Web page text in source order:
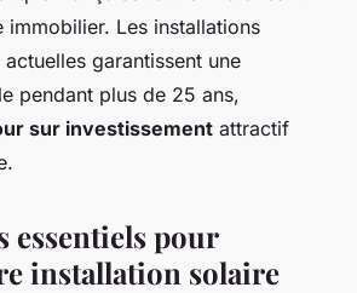
immobilier. Les installations
garantissent une
pendant plus de 25 ans,
sur investissement attractif
essentiels pour
installation solaire